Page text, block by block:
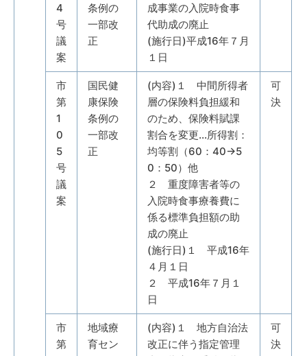
4
号
議
案
条例の
一部改
正
成事業の入院時食事
代助成の廃止
(施行日)平成16年７月
１日
市
第
1
0
5
号
議
案
国民健
康保険
条例の
一部改
正
(内容)１ 中間所得者
層の保険料負担緩和
のため、保険料賦課
割合を変更…所得割：
均等割（60：40→5
0：50）他
２ 重度障害者等の
入院時食事療養費に
係る標準負担額の助
成の廃止
(施行日)１ 平成16年
４月１日
２ 平成16年７月１
日
可
決
市
第
地域療
育セン
(内容)１ 地方自治法
改正に伴う指定管理
可
決